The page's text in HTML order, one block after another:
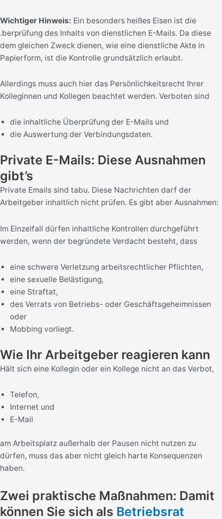
Wichtiger Hinweis: Ein besonders heißes Eisen ist die
.berprüfung des Inhalts von dienstlichen E-Mails. Da diese
dem gleichen Zweck dienen, wie eine dienstliche Akte in
Papierform, ist die Kontrolle grundsätzlich erlaubt.
Allerdings muss auch hier das Persönlichkeitsrecht Ihrer
Kolleginnen und Kollegen beachtet werden. Verboten sind
die inhaltliche Überprüfung der E-Mails und
die Auswertung der Verbindungsdaten.
Private E-Mails: Diese Ausnahmen
gibt’s
Private Emails sind tabu. Diese Nachrichten darf der
Arbeitgeber inhaltlich nicht prüfen. Es gibt aber Ausnahmen:
Im Einzelfall dürfen inhaltliche Kontrollen durchgeführt
werden, wenn der begründete Verdacht besteht, dass
eine schwere Verletzung arbeitsrechtlicher Pflichten,
eine sexuelle Belästigung,
eine Straftat,
des Verrats von Betriebs- oder Geschäftsgeheimnissen
oder
Mobbing vorliegt.
Wie Ihr Arbeitgeber reagieren kann
Hält sich eine Kollegin oder ein Kollege nicht an das Verbot,
Telefon,
Internet und
E-Mail
am Arbeitsplatz außerhalb der Pausen nicht nutzen zu
dürfen, muss das aber nicht gleich harte Konsequenzen
haben.
Zwei praktische Maßnahmen: Damit
können Sie sich als Betriebsrat